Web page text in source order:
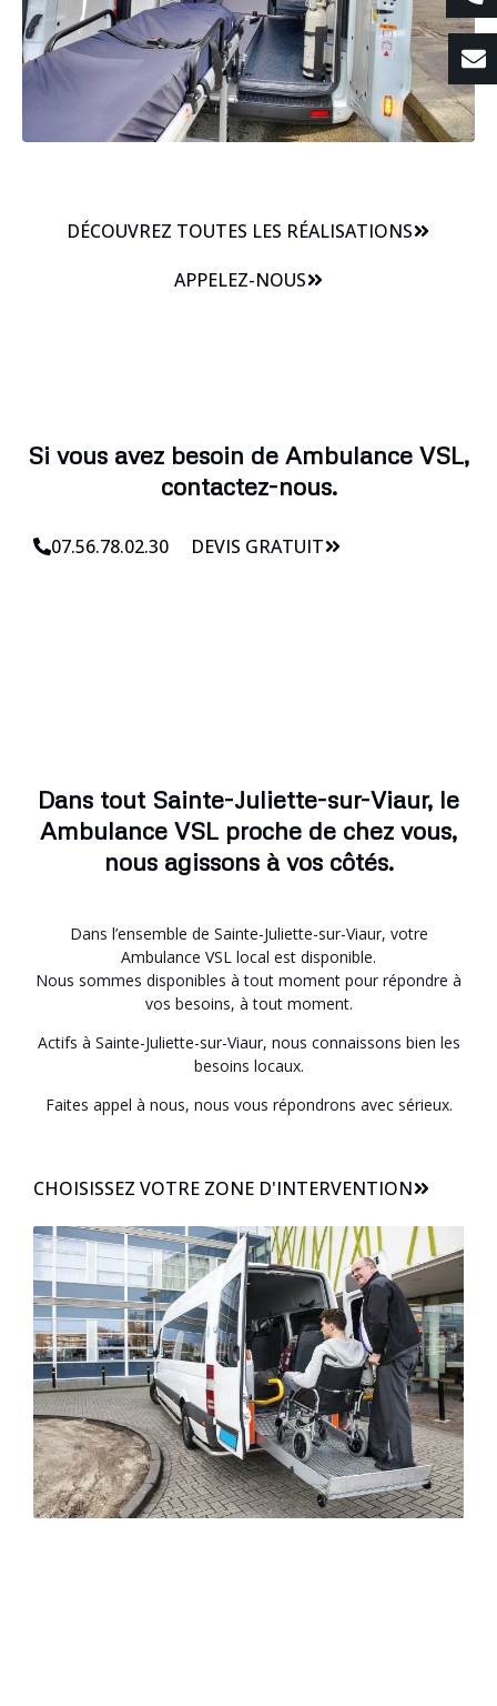
DÉCOUVREZ TOUTES LES RÉALISATIONS
APPELEZ-NOUS
Si vous avez besoin de Ambulance VSL,
contactez-nous.
07.56.78.02.30 DEVIS GRATUIT
Dans tout Sainte-Juliette-sur-Viaur, le
Ambulance VSL proche de chez vous,
nous agissons à vos côtés.
Dans l’ensemble de Sainte-Juliette-sur-Viaur, votre
Ambulance VSL local est disponible.
Nous sommes disponibles à tout moment pour répondre à
vos besoins, à tout moment.
Actifs à Sainte-Juliette-sur-Viaur, nous connaissons bien les
besoins locaux.
Faites appel à nous, nous vous répondrons avec sérieux.
CHOISISSEZ VOTRE ZONE D'INTERVENTION